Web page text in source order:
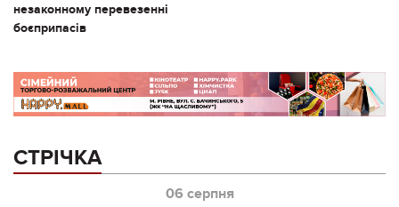
незаконному перевезенні
боєприпасів
СТРІЧКА
06 серпня